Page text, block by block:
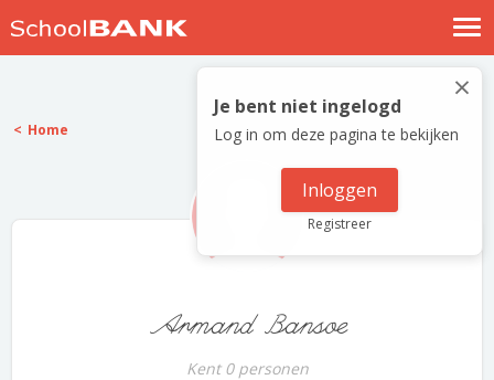
Nostalgische verhalen
Log in
Meld je gratis aan
×
Je bent niet ingelogd
Log in om deze pagina te bekijken
Inloggen
Registreer
Home
Armand Bansoe
Kent 0 personen